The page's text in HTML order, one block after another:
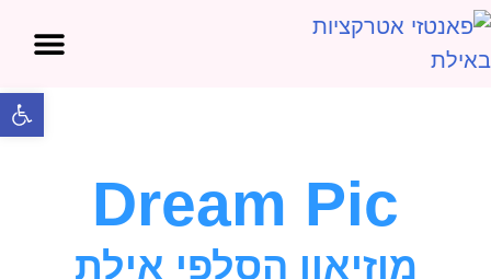
Dream Pic
מוזיאון הסלפי אילת